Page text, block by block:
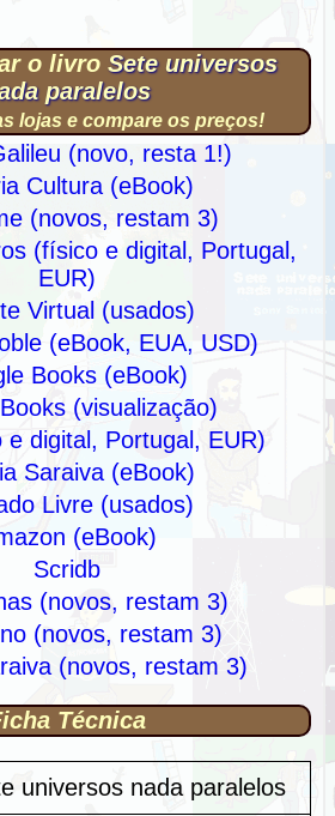
o livro Sete universos
paralelos
lojas e compare os preços!
(novo, resta 1!)
Cultura (eBook)
(novos, restam 3)
(físico e digital, Portugal,
EUR)
Virtual (usados)
(eBook, EUA, USD)
Books (eBook)
(visualização)
digital, Portugal, EUR)
Saraiva (eBook)
Livre (usados)
(eBook)
Scridb
(novos, restam 3)
(novos, restam 3)
(novos, restam 3)
Técnica
universos nada paralelos